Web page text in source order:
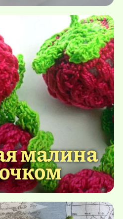
малина